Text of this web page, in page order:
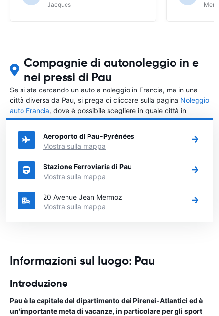
Jacques
Compagnie di autonoleggio in e
nei pressi di Pau
Se si sta cercando un auto a noleggio in Francia, ma in una
città diversa da Pau, si prega di cliccare sulla pagina Noleggio
auto Francia, dove è possibile scegliere in quale città in
Francia si vuole noleggiare l'auto.
Aeroporto di Pau-Pyrénées
Mostra sulla mappa
Stazione Ferroviaria di Pau
Mostra sulla mappa
20 Avenue Jean Mermoz
Mostra sulla mappa
Informazioni sul luogo: Pau
Introduzione
Pau è la capitale del dipartimento dei Pirenei-Atlantici ed è
un'importante meta di vacanze, in particolare per gli sport